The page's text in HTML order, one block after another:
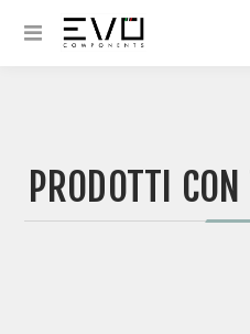
PRODOTTI